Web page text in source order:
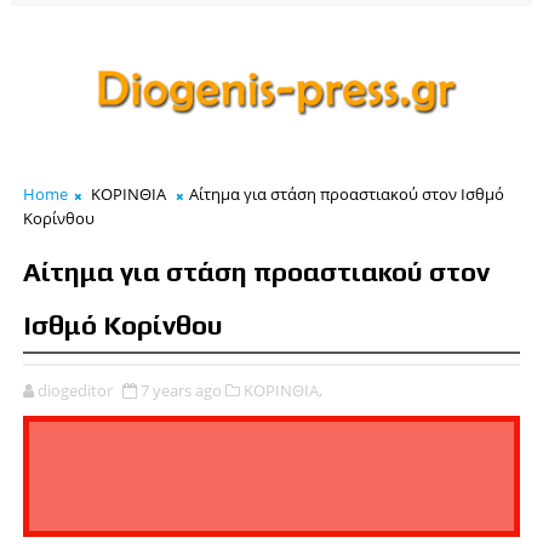
Home ΚΟΡΙΝΘΙΑ
Αίτημα για στάση προαστιακού στον Ισθμό
Κορίνθου
Αίτημα για στάση προαστιακού στον
Ισθμό Κορίνθου
diogeditor 7 years ago ΚΟΡΙΝΘΙΑ,